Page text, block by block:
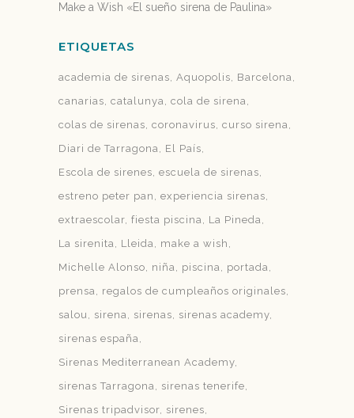
Make a Wish «El sueño sirena de Paulina»
ETIQUETAS
academia de sirenas Aquopolis
Barcelona
canarias catalunya cola de sirena
colas de sirenas coronavirus curso sirena
Diari de Tarragona
El País
Escola de sirenes escuela de sirenas
estreno peter pan
experiencia sirenas
extraescolar fiesta piscina
La Pineda
La sirenita
Lleida
make a wish
Michelle Alonso
niña piscina
portada
prensa
regalos de cumpleaños originales
salou
sirena sirenas
sirenas academy
sirenas españa
Sirenas Mediterranean Academy
sirenas Tarragona
sirenas tenerife
Sirenas tripadvisor sirenes